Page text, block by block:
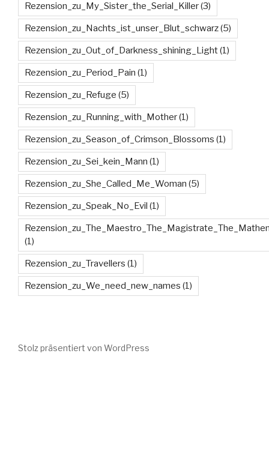
Rezension_zu_My_Sister_the_Serial_Killer(3)
Rezension_zu_Nachts_ist_unser_Blut_schwarz(5)
Rezension_zu_Out_of_Darkness_shining_Light(1)
Rezension_zu_Period_Pain (1)
Rezension_zu_Refuge (5)
Rezension_zu_Running_with_Mother(1)
Rezension_zu_Season_of_Crimson_Blossoms (1)
Rezension_zu_Sei_kein_Mann (1)
Rezension_zu_She_Called_Me_Woman (5)
Rezension_zu_Speak_No_Evil (1)
(1)
Rezension_zu_Travellers (1)
Rezension_zu_We_need_new_names (1)
Stolz präsentiert von WordPress